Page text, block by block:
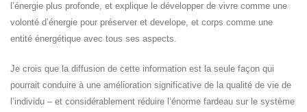
l’énergie plus profonde, et explique le développer de vivre comme une
volonté d’énergie pour préserver et develope, et corps comme une
entité énergétique avec tous ses aspects.
Je crois que la diffusion de cette information est la seule façon qui
pourrait conduire à une amélioration significative de la qualité de vie de
l’individu – et considérablement réduire l’énorme fardeau sur le système